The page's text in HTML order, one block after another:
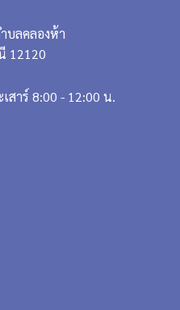
บลคลองห้า
12120
สาร์ 8:00 - 12:00 น.